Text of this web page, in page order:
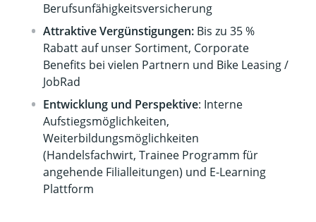
Berufsunfähigkeitsversicherung
Attraktive Vergünstigungen: Bis zu 35 %
Rabatt auf unser Sortiment, Corporate
Benefits bei vielen Partnern und Bike Leasing /
JobRad
Entwicklung und Perspektive: Interne
Aufstiegsmöglichkeiten,
Weiterbildungsmöglichkeiten
(Handelsfachwirt, Trainee Programm für
angehende Filialleitungen) und E-Learning
Plattform